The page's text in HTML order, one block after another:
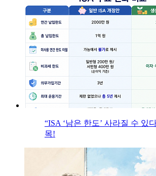
“ISA ‘남은 한도’ 사라질 수 있
목!